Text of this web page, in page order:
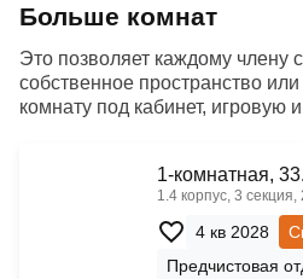
Больше комнат
Это позволяет каждому члену
собственное пространство
комнату под кабинет, игровую
1-комнатная,
1.4 корпус, 3
4 кв 2028
Предчистовая